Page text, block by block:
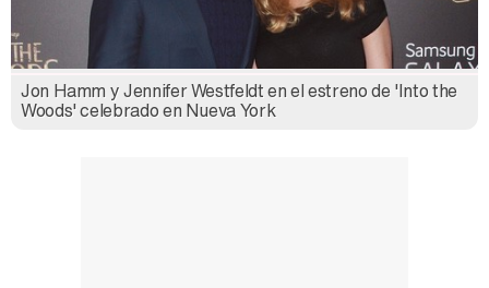
Jon Hamm y Jennifer Westfeldt en el estreno de 'Into the
Woods' celebrado en Nueva York